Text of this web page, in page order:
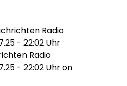
Radio
- 22:02 Uhr
Radio
- 22:02 Uhr on